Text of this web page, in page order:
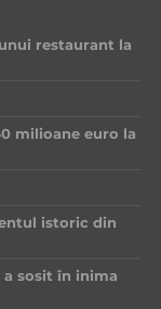
restaurant la
milioane euro la
istoric din
a sosit în inima